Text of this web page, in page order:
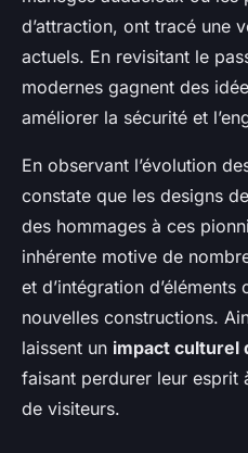
d’attraction, ont tracé une
actuels. En revisitant le
modernes gagnent des
améliorer la sécurité et
En observant l’évolution
constate que les designs
des hommages à ces
inhérente motive de
et d’intégration d’éléments
nouvelles constructions.
laissent un impact culturel
faisant perdurer leur esprit
de visiteurs.